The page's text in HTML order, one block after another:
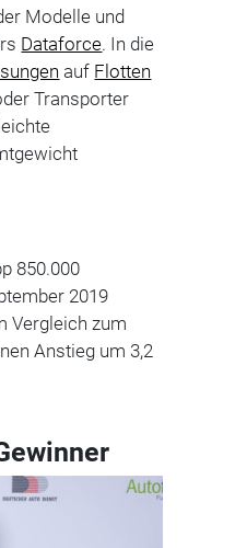
Modelle und
Dataforce. In die
auf Flotten
Transporter
850.000
2019
Vergleich zum
Anstieg um 3,2